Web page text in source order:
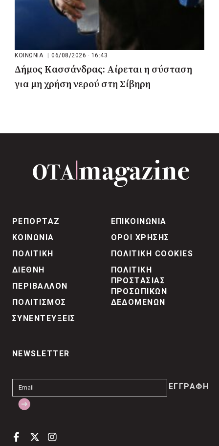
ΚΟΙΝΩΝΙΑ 06/08/2026 · 16:43
Δήμος Κασσάνδρας: Αίρεται η σύσταση
για μη χρήση νερού στη Σίβηρη
ΡΕΠΟΡΤΑΖ
ΚΟΙΝΩΝΙΑ
ΠΟΛΙΤΙΚΗ
ΔΙΕΘΝΗ
ΠΕΡΙΒΑΛΛΟΝ
ΠΟΛΙΤΙΣΜΟΣ
ΣΥΝΕΝΤΕΥΞΕΙΣ
ΕΠΙΚΟΙΝΩΝΙΑ
ΟΡΟΙ ΧΡΗΣΗΣ
ΠΟΛΙΤΙΚΗ COOKIES
ΠΟΛΙΤΙΚΗ
ΠΡΟΣΤΑΣΙΑΣ
ΠΡΟΣΩΠΙΚΩΝ
ΔΕΔΟΜΕΝΩΝ
NEWSLETTER